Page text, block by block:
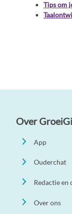
Tips om
Over
App
Ouderchat
Redactie en
Over ons